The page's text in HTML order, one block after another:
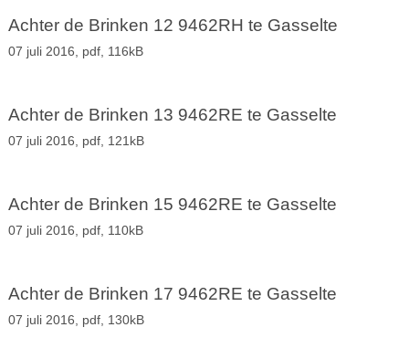
Achter de Brinken 12 9462RH te Gasselte
07 juli 2016, pdf, 116kB
Achter de Brinken 13 9462RE te Gasselte
07 juli 2016, pdf, 121kB
Achter de Brinken 15 9462RE te Gasselte
07 juli 2016, pdf, 110kB
Achter de Brinken 17 9462RE te Gasselte
07 juli 2016, pdf, 130kB